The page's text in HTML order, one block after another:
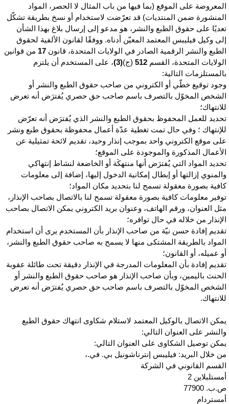
على الموقع (بما فيها من باب المثال لا الحصر، المواد
ضمن المنتديات) قد تعرّضت لاستخدام أو نسخ بطريقة تشكّل
على حقوق الطبع والنشر، هو مدعو إلى إرسال بلاغ بهذا الشأن
وكيل فيليبس المعتمد المعيّن أدناه. ووفقًا لقانون الألفية لحقوق
والنشر الرقمية الصادر في الولايات المتحدة، قانون17من قوانين
المتحدة، القسم512(ج)(3)
، على المستخدم أن يلتزم
التالية:
توقيع خطّي أو الكتروني من صاحب حقوق الطبع والنشر أو
المخوّل بالتصرف باسم صاحب حق حصري يُفترَض أنه تعرض
للعمل المحفوظ بحقوق الطبع والنشر الذي يُفترَض أنه تعرّض
؛ وفي حال تمت تغطية عدّة أعمال محفوظة بحقوق طبع ونشر
موقع الكتروني واحد بموجب إنذار وحيد، تقديم لائحة تمثيلية عن
المذكورة والموجودة على الموقع؛
المواد التي يُفترَض أنها منتهكَة أو الخاضعة لنشاط إنتهاكي
إزالتها أو إبطال إمكانية الدخول إليها، إضافة إلى معلومات
بصورة معقولة تسمح لنا بتحديد مكان المواد؛
معلومات كافية بصورة معقولة تسمح لنا بالاتصال بصاحب الإنذار،
العنوان، ورقم الهاتف، وعنوان بريد الكتروني يمكن الاتصال بصاحب
من خلاله في حال توافره؛
إفادة حسن نيّة من صاحب الإنذار بأن المستخدم يرى أن استخدام
بالطريقة المشتكى منها لا يسمح به صاحب حقوق الطبع والنشر،
عميله، أو القانون؛
إفادة بأن المعلومات المدرجة في الإنذار دقيقة تحت طائلة عقوبة
باليمين، وبأن صاحب الإنذار هو صاحب حقوق الطبع والنشر أو
المخوّل بالتصرف باسم صاحب حق حصري يُفترَض أنه تعرض
الاتصال بالوكيل المعتمد لاستلام شكاوى انتهاك حقوق الطبع
على العنوان التالي:
توصيل الشكاوى على العنوان التالي:
خلال البريد: فيليبس إنترناشونيل بي. في.،
القانوني في الشركة
2
77900